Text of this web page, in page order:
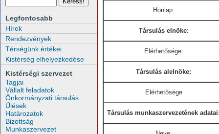
Legfontosabb
Hírek
Rendezvények
Térségünk értékei
Kistérség elhelyezkedése
Kistérségi szervezet
Tagjai
Vállalt feladatok
Önkormányzati társulás
Ülések
Határozatok
Bizottság
Munkaszervezet
Honlap:
Társulás elnöke:
Elérhetősége:
Társulás alelnöke:
Elérhetősége
Társulás munkaszervezetének